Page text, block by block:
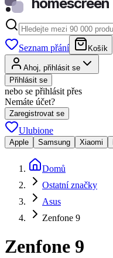
Seznam přání Košík
Ahoj, přihlásit se
Přihlásit se
nebo se přihlásit přes
Nemáte účet?
Zaregistrovat se
Ulubione
Apple Samsung Xiaomi
Domů
Ostatní značky
Asus
Zenfone 9
Zenfone 9